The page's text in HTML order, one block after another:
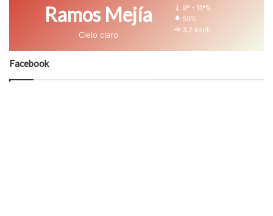
Ramos Mejía
Cielo claro
9º - 11º%
59%
3.2 km/h
Facebook